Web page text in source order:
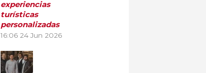
experiencias
turísticas
personalizadas
16:06 24 Jun 2026